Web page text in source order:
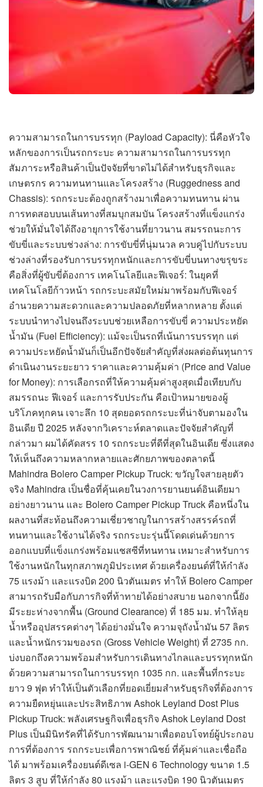
ความสามารถในการบรรทุก (Payload Capacity): นี่คือหัวใจ
หลักของการเป็นรถกระบะ ความสามารถในการบรรทุก
สัมภาระหรือสินค้าเป็นปัจจัยที่ขาดไม่ได้สำหรับธุรกิจและ
เกษตรกร ความทนทานและโครงสร้าง (Ruggedness and
Chassis): รถกระบะต้องถูกสร้างมาเพื่อความทนทาน ผ่าน
การทดสอบบนเส้นทางที่สมบุกสมบัน โครงสร้างที่แข็งแกร่ง
ช่วยให้มั่นใจได้ถึงอายุการใช้งานที่ยาวนาน สมรรถนะการ
ขับขี่และระบบช่วงล่าง: การขับขี่ที่นุ่มนวล ควบคู่ไปกับระบบ
ช่วงล่างที่รองรับการบรรทุกหนักและการขับขี่บนทางขรุขระ
คือสิ่งที่ผู้ขับขี่ต้องการ เทคโนโลยีและฟีเจอร์: ในยุคที่
เทคโนโลยีก้าวหน้า รถกระบะสมัยใหม่มาพร้อมกับฟีเจอร์
อำนวยความสะดวกและความปลอดภัยที่หลากหลาย ตั้งแต่
ระบบนำทางไปจนถึงระบบช่วยเหลือการขับขี่ ความประหยัด
น้ำมัน (Fuel Efficiency): แม้จะเป็นรถที่เน้นการบรรทุก แต่
ความประหยัดน้ำมันก็เป็นอีกปัจจัยสำคัญที่ส่งผลต่อต้นทุนการ
ดำเนินงานระยะยาว ราคาและความคุ้มค่า (Price and Value
for Money): การเลือกรถที่ให้ความคุ้มค่าสูงสุดเมื่อเทียบกับ
สมรรถนะ ฟีเจอร์ และการรับประกัน คือเป้าหมายของผู้
บริโภคทุกคน เจาะลึก 10 สุดยอดรถกระบะที่น่าจับตามองใน
อินเดีย ปี 2025 หลังจากวิเคราะห์ตลาดและปัจจัยสำคัญที่
กล่าวมา ผมได้คัดสรร 10 รถกระบะที่ดีที่สุดในอินเดีย ซึ่งแสดง
ให้เห็นถึงความหลากหลายและศักยภาพของตลาดนี้
Mahindra Bolero Camper Pickup Truck: ขวัญใจสายลุยตัว
จริง Mahindra เป็นชื่อที่คุ้นเคยในวงการยานยนต์อินเดียมา
อย่างยาวนาน และ Bolero Camper Pickup Truck คือหนึ่งใน
ผลงานที่สะท้อนถึงความเชี่ยวชาญในการสร้างสรรค์รถที่
ทนทานและใช้งานได้จริง รถกระบะรุ่นนี้โดดเด่นด้วยการ
ออกแบบที่แข็งแกร่งพร้อมแชสซีที่ทนทาน เหมาะสำหรับการ
ใช้งานหนักในทุกสภาพภูมิประเทศ ด้วยเครื่องยนต์ที่ให้กำลัง
75 แรงม้า และแรงบิด 200 นิวตันเมตร ทำให้ Bolero Camper
สามารถรับมือกับภารกิจที่ท้าทายได้อย่างสบาย นอกจากนี้ยัง
มีระยะห่างจากพื้น (Ground Clearance) ที่ 185 มม. ทำให้ลุย
น้ำหรืออุปสรรคต่างๆ ได้อย่างมั่นใจ ความจุถังน้ำมัน 57 ลิตร
และน้ำหนักรวมของรถ (Gross Vehicle Weight) ที่ 2735 กก.
บ่งบอกถึงความพร้อมสำหรับการเดินทางไกลและบรรทุกหนัก
ด้วยความสามารถในการบรรทุก 1035 กก. และพื้นที่กระบะ
ยาว 9 ฟุต ทำให้เป็นตัวเลือกที่ยอดเยี่ยมสำหรับธุรกิจที่ต้องการ
ความยืดหยุ่นและประสิทธิภาพ Ashok Leyland Dost Plus
Pickup Truck: พลังเศรษฐกิจเพื่อธุรกิจ Ashok Leyland Dost
Plus เป็นมินิทรัคที่ได้รับการพัฒนามาเพื่อตอบโจทย์ผู้ประกอบ
การที่ต้องการ รถกระบะเพื่อการพาณิชย์ ที่คุ้มค่าและเชื่อถือ
ได้ มาพร้อมเครื่องยนต์ดีเซล i-GEN 6 Technology ขนาด 1.5
ลิตร 3 สูบ ที่ให้กำลัง 80 แรงม้า และแรงบิด 190 นิวตันเมตร